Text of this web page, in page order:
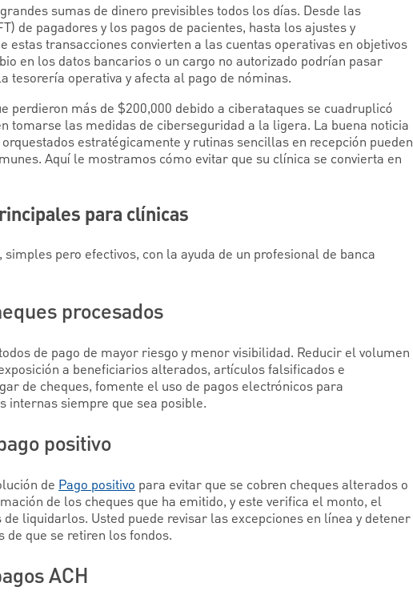
sumas de dinero previsibles todos los días. Desde las
de pagadores y los pagos de pacientes, hasta los ajustes y
estas transacciones convierten a las cuentas operativas en objetivos
en los datos bancarios o un cargo no autorizado podrían pasar
tesorería operativa y afecta al pago de nóminas.
perdieron más de $200,000 debido a ciberataques se cuadruplicó
tomarse las medidas de ciberseguridad a la ligera. La buena noticia
estratégicamente y rutinas sencillas en recepción pueden
Aquí le mostramos cómo evitar que su clínica se convierta en
para clínicas
pero efectivos, con la ayuda de un profesional de banca
procesados
de pago de mayor riesgo y menor visibilidad. Reducir el volumen
a beneficiarios alterados, artículos falsificados e
de cheques, fomente el uso de pagos electrónicos para
internas siempre que sea posible.
positivo
de Pago positivo para evitar que se cobren cheques alterados o
de los cheques que ha emitido, y este verifica el monto, el
liquidarlos. Usted puede revisar las excepciones en línea y detener
de que se retiren los fondos.
ACH